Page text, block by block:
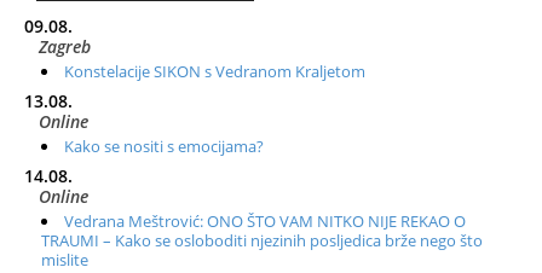
09.08.
Zagreb
Konstelacije SIKON s Vedranom Kraljetom
13.08.
Online
Kako se nositi s emocijama?
14.08.
Online
Vedrana Meštrović: ONO ŠTO VAM NITKO NIJE REKAO O
TRAUMI – Kako se osloboditi njezinih posljedica brže nego što
mislite